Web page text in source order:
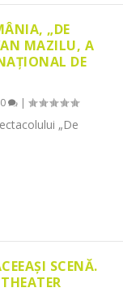
„DE
MAZILU, A
DE
0 |
„De
SCENĂ.